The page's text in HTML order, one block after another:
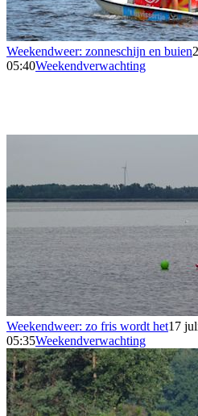
Weekendweer: zonneschijn en buien
05:40Weekendverwachting
Weekendweer: zo fris wordt het17
05:35Weekendverwachting